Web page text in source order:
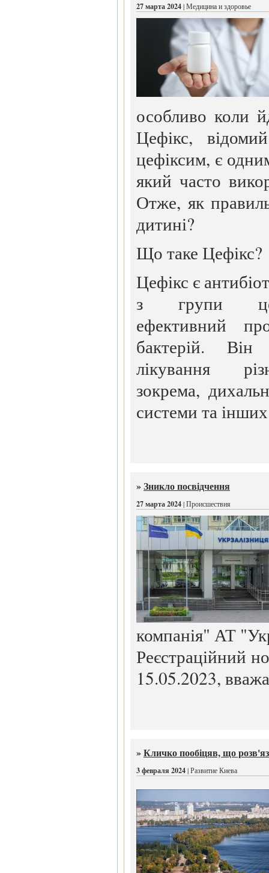
27 марта 2024| Медицина и здоровье
особливо коли
Цефікс,
цефіксим, є
який часто
Отже, як
дитині?
Що таке Цефікс?
Цефікс є
з групи
ефективний
бактерій. Він
лікування
зокрема,
системи та
»Зникло посвідчення
27 марта 2024| Происшествия
компанія" АТ
Реєстраційний
15.05.2023,
»Кличко пообіцяв, що
3 февраля 2024| Развитие Киева